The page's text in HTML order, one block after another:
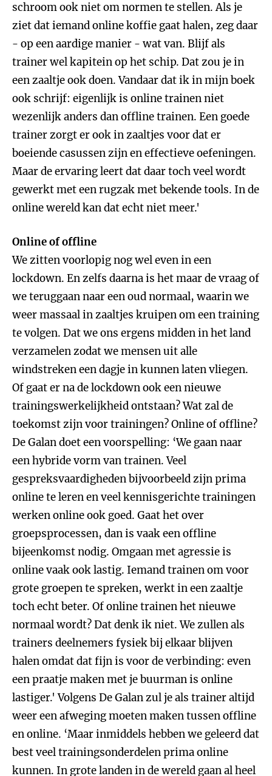
schroom ook niet om normen te stellen. Als je
ziet dat iemand online koffie gaat halen, zeg daar
- op een aardige manier - wat van. Blijf als
trainer wel kapitein op het schip. Dat zou je in
een zaaltje ook doen. Vandaar dat ik in mijn boek
ook schrijf: eigenlijk is online trainen niet
wezenlijk anders dan offline trainen. Een goede
trainer zorgt er ook in zaaltjes voor dat er
boeiende casussen zijn en effectieve oefeningen.
Maar de ervaring leert dat daar toch veel wordt
gewerkt met een rugzak met bekende tools. In de
online wereld kan dat echt niet meer.'
Online of offline
We zitten voorlopig nog wel even in een
lockdown. En zelfs daarna is het maar de vraag of
we teruggaan naar een oud normaal, waarin we
weer massaal in zaaltjes kruipen om een training
te volgen. Dat we ons ergens midden in het land
verzamelen zodat we mensen uit alle
windstreken een dagje in kunnen laten vliegen.
Of gaat er na de lockdown ook een nieuwe
trainingswerkelijkheid ontstaan? Wat zal de
toekomst zijn voor trainingen? Online of offline?
De Galan doet een voorspelling: ‘We gaan naar
een hybride vorm van trainen. Veel
gespreksvaardigheden bijvoorbeeld zijn prima
online te leren en veel kennisgerichte trainingen
werken online ook goed. Gaat het over
groepsprocessen, dan is vaak een offline
bijeenkomst nodig. Omgaan met agressie is
online vaak ook lastig. Iemand trainen om voor
grote groepen te spreken, werkt in een zaaltje
toch echt beter. Of online trainen het nieuwe
normaal wordt? Dat denk ik niet. We zullen als
trainers deelnemers fysiek bij elkaar blijven
halen omdat dat fijn is voor de verbinding: even
een praatje maken met je buurman is online
lastiger.' Volgens De Galan zul je als trainer altijd
weer een afweging moeten maken tussen offline
en online. ‘Maar inmiddels hebben we geleerd dat
best veel trainingsonderdelen prima online
kunnen. In grote landen in de wereld gaan al heel